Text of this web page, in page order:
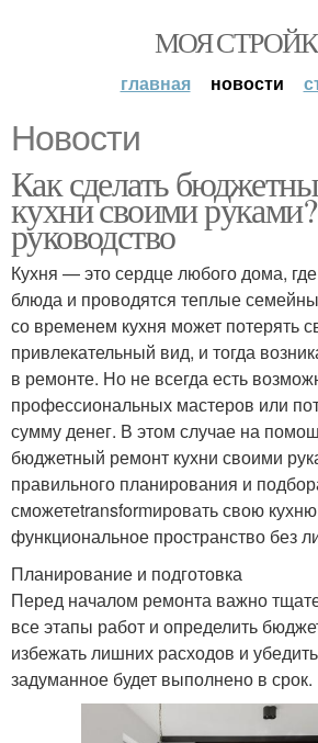
МОЯ
главная новости
Новости
Как сделать
кухни своими
руководство
Кухня — это сердце любого дома,
блюда и проводятся теплые
со временем кухня может потерять
привлекательный вид, и тогда
в ремонте. Но не всегда есть
профессиональных мастеров или
сумму денег. В этом случае на
бюджетный ремонт кухни своими
правильного планирования и
сможетеtransformировать свою
функциональное пространство без
Планирование и подготовка
Перед началом ремонта важно
все этапы работ и определить
избежать лишних расходов и
задуманное будет выполнено в срок.